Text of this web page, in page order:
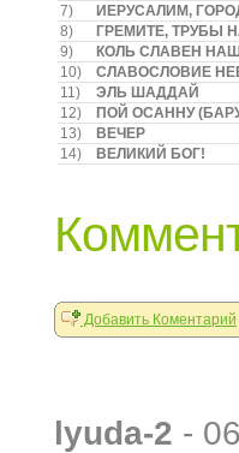
7)
ИЕРУСАЛИМ,
8)
ГРЕМИТЕ, ТРУБЫ
9)
КОЛЬ СЛАВЕН
10)
СЛАВОСЛОВИЕ
11)
ЭЛЬ ШАДДАЙ
12)
ПОЙ ОСАННУ
13)
ВЕЧЕР
14)
ВЕЛИКИЙ БОГ!
Добавить Коментарий
lyuda-2 -